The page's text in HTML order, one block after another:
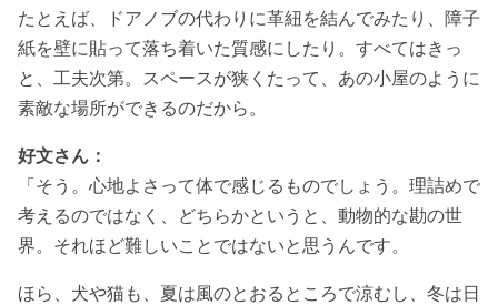
たとえば、ドアノブの代わりに革紐を結んでみたり、障子
紙を壁に貼って落ち着いた質感にしたり。すべてはきっ
と、工夫次第。スペースが狭くたって、あの小屋のように
素敵な場所ができるのだから。
好文さん：
「そう。心地よさって体で感じるものでしょう。理詰めで
考えるのではなく、どちらかというと、動物的な勘の世
界。それほど難しいことではないと思うんです。
ほら、犬や猫も、夏は風のとおるところで涼むし、冬は日